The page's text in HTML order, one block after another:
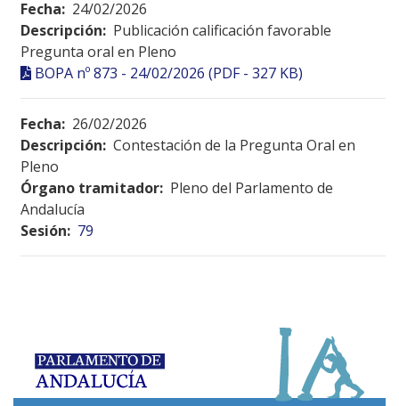
Fecha: 24/02/2026
Descripción: Publicación calificación favorable
Pregunta oral en Pleno
BOPA nº 873 - 24/02/2026 (PDF - 327 KB)
Fecha: 26/02/2026
Descripción: Contestación de la Pregunta Oral en
Pleno
Órgano tramitador: Pleno del Parlamento de
Andalucía
Sesión: 79